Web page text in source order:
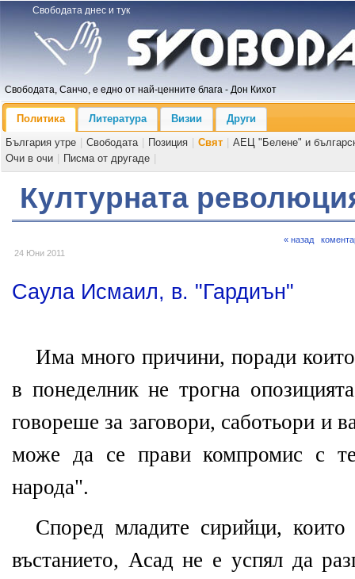
Свободата днес и тук
Свободата, Санчо, е едно от най-ценните блага - Дон Кихот
Политика Литература Визии
Други
България утре
Свободата Позиция Свят
АЕЦ "Белене" и
Очи в очи
Писма от другаде
Културната
24 Юни 2011
« назад
Саула Исмаил, в. "Гардиън"
Има много причини, поради
в понеделник не трогна
говореше за заговори, саботьори и
може да се прави компромис с
народа".
Според младите сирийци,
въстанието, Асад не е успял да